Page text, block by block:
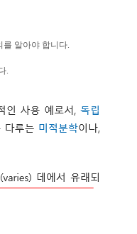
알아야 합니다.
.